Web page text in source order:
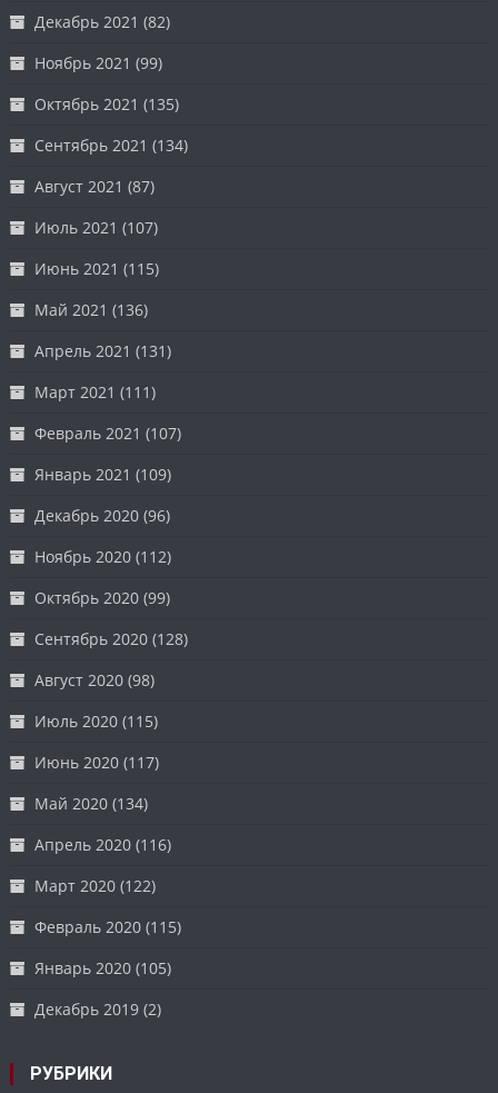
Декабрь 2021 (82)
Ноябрь 2021 (99)
Октябрь 2021 (135)
Сентябрь 2021 (134)
Август 2021 (87)
Июль 2021 (107)
Июнь 2021 (115)
Май 2021 (136)
Апрель 2021 (131)
Март 2021 (111)
Февраль 2021 (107)
Январь 2021 (109)
Декабрь 2020 (96)
Ноябрь 2020 (112)
Октябрь 2020 (99)
Сентябрь 2020 (128)
Август 2020 (98)
Июль 2020 (115)
Июнь 2020 (117)
Май 2020 (134)
Апрель 2020 (116)
Март 2020 (122)
Февраль 2020 (115)
Январь 2020 (105)
Декабрь 2019 (2)
РУБРИКИ